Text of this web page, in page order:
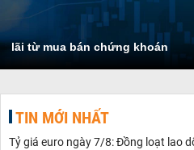
lãi từ mua bán chứng khoán
TIN MỚI NHẤT
Tỷ giá euro ngày 7/8: Đồng loạt lao